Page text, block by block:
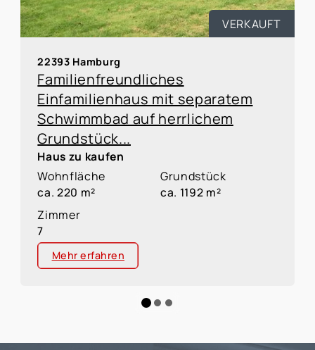
VERKAUFT
22393 Hamburg
Familienfreundliches
Einfamilienhaus mit separatem
Schwimmbad auf herrlichem
Grundstück...
Haus zu kaufen
Wohnfläche
ca. 220 m²
Grundstück
ca. 1192 m²
Zimmer
7
Mehr erfahren